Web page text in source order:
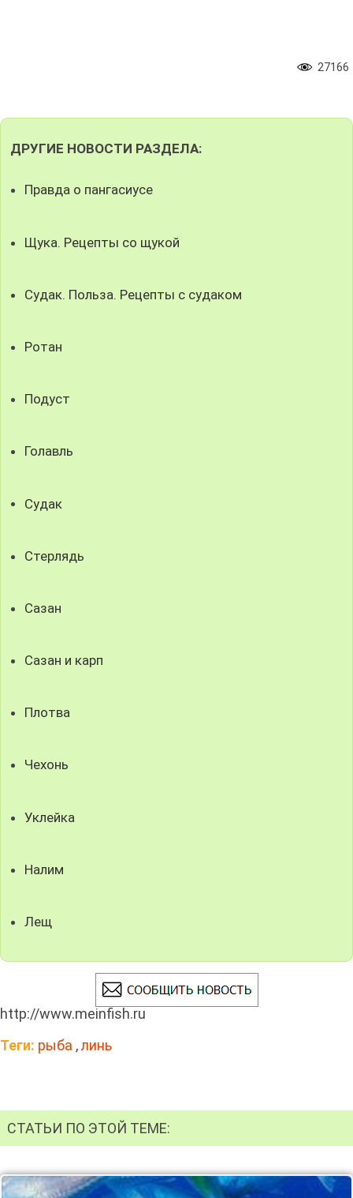
27166
ДРУГИЕ НОВОСТИ РАЗДЕЛА:
Правда о пангасиусе
Щука. Рецепты со щукой
Судак. Польза. Рецепты с судаком
Ротан
Подуст
Голавль
Судак
Стерлядь
Сазан
Сазан и карп
Плотва
Чехонь
Уклейка
Налим
Лещ
http://www.meinfish.ru
Теги: рыба ,линь
СТАТЬИ ПО ЭТОЙ ТЕМЕ: